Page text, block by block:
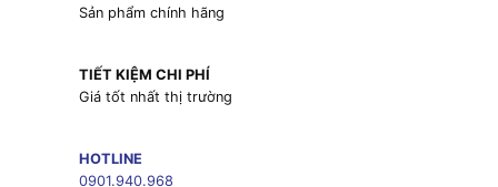
Sản phẩm chính hãng
TIẾT KIỆM CHI PHÍ
Giá tốt nhất thị trường
HOTLINE
0901.940.968